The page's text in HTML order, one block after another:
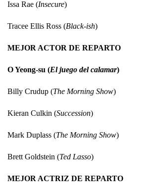
Issa Rae (Insecure)
Tracee Ellis Ross (Black-ish)
MEJOR ACTOR DE REPARTO
O Yeong-su (El juego del calamar)
Billy Crudup (The Morning Show)
Kieran Culkin (Succession)
Mark Duplass (The Morning Show)
Brett Goldstein (Ted Lasso)
MEJOR ACTRIZ DE REPARTO